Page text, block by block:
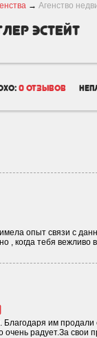
→ Агенство
Эстейт
0 отзывов
опыт связи с
, когда тебя вежливо
им
очень радует.За свои